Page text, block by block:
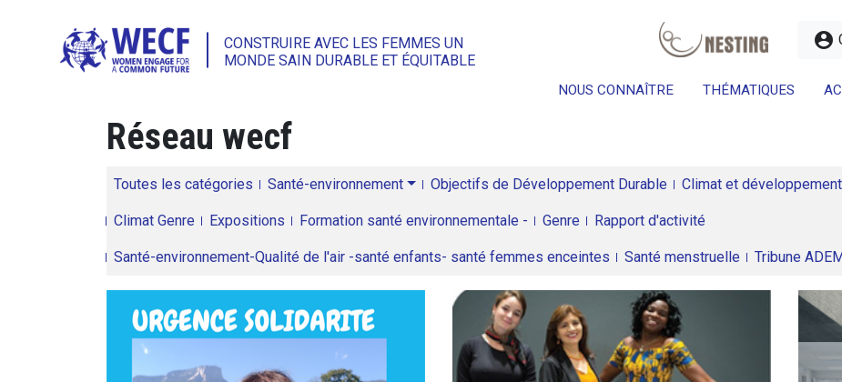
CONSTRUIRE AVEC LES FEMMES UN
MONDE SAIN DURABLE ET ÉQUITABLE
account_circle
NOUS CONNAÎTRE THÉMATIQUES
Réseau wecf
Toutes les catégories Santé-environnement Objectifs de Développement Durable Climat et
Climat Genre Expositions Formation santé environnementale - Genre Rapport d'activité
Santé-environnement-Qualité de l'air -santé enfants- santé femmes enceintes Santé menstruelle Tribune